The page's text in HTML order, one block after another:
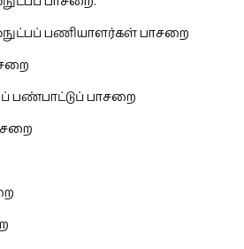
பணியாளர்கள் பாசறை
பண்பாட்டுப் பாசறை